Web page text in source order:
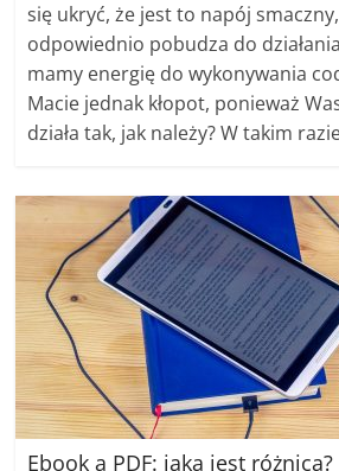
się ukryć, że jest to napój
odpowiednio pobudza do
mamy energię do wykonywania
Macie jednak kłopot, ponieważ
działa tak, jak należy? W takim
Ebook a PDF: jaka jest różnica?